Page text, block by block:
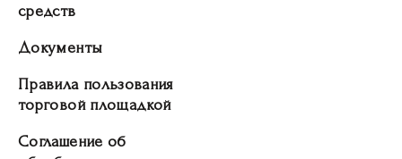
средств
Документы
Правила пользования
торговой площадкой
Соглашение об